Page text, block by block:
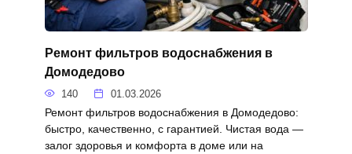
Ремонт фильтров водоснабжения в
Домодедово
140 01.03.2026
Ремонт фильтров водоснабжения в Домодедово:
быстро, качественно, с гарантией. Чистая вода —
залог здоровья и комфорта в доме или на